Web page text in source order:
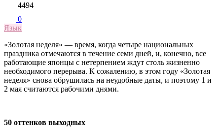
4494
0
Язык
«Золотая неделя» — время, когда четыре национальных
праздника отмечаются в течение семи дней, и, конечно, все
работающие японцы с нетерпением ждут столь жизненно
необходимого перерыва. К сожалению, в этом году «Золотая
неделя» снова обрушилась на неудобные даты, и поэтому 1 и
2 мая считаются рабочими днями.
50 оттенков выходных